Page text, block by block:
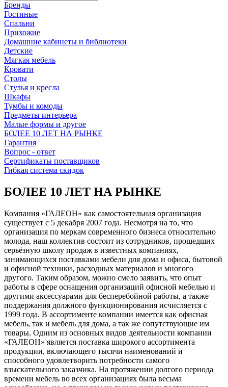
Бренды
Гостиные
Спальни
Прихожие
Домашние кабинеты и библиотеки
Детские
Мягкая мебель
Кровати
Столы
Стулья и кресла
Шкафы
Тумбы и комоды
Предметы интерьера
Малые формы и другое
БОЛЕЕ 10 ЛЕТ НА РЫНКЕ
Гарантия
Вопрос - ответ
Сертификаты поставщиков
Гибкая система скидок
БОЛЕЕ 10 ЛЕТ НА РЫНКЕ
Компания «ГАЛЕОН» как самостоятельная организация
существует с 5 декабря 2007 года. Несмотря на то, что
организация по меркам современного бизнеса относительно
молода, наш коллектив состоит из сотрудников, прошедших
серьёзную школу продаж в известных компаниях,
занимающихся поставками мебели для дома и офиса, бытовой
и офисной техники, расходных материалов и многого
другого. Таким образом, можно смело заявить, что опыт
работы в сфере оснащения организаций офисной мебелью и
другими аксессуарами для бесперебойной работы, а также
поддержания должного функционирования исчисляется с
1999 года. В ассортименте компании имеется как офисная
мебель, так и мебель для дома, а так же сопутствующие им
товары. Одним из основных видов деятельности компании
«ГАЛЕОН» является поставка широкого ассортимента
продукции, включающего тысячи наименований и
способного удовлетворить потребности самого
взыскательного заказчика. На протяжении долгого периода
времени мебель во всех организациях была весьма